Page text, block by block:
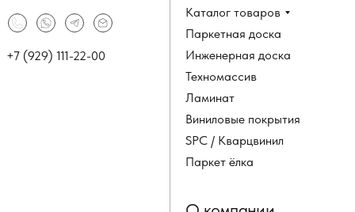
Каталог товаров
Паркетная доска
Инженерная доска
Техномассив
+7 (929) 111-22-00
Ламинат
Виниловые покрытия
SPC / Кварцвинил
Паркет ёлка